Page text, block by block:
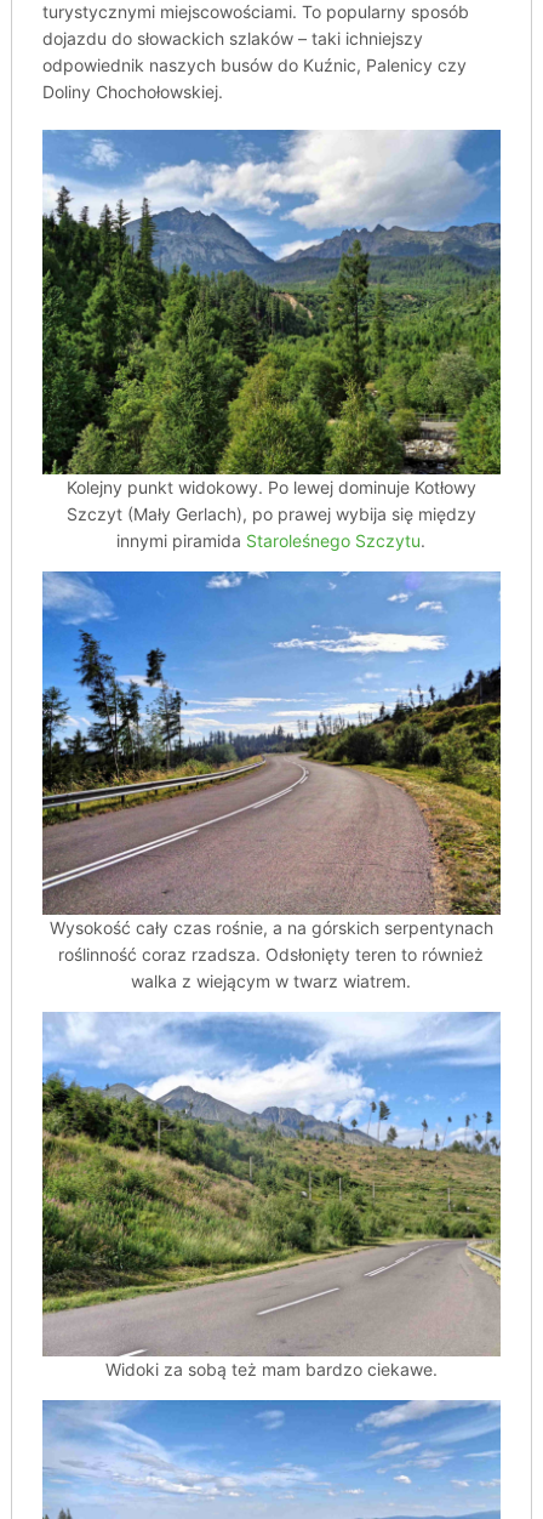
turystycznymi miejscowościami. To popularny sposób
dojazdu do słowackich szlaków – taki ichniejszy
odpowiednik naszych busów do Kuźnic, Palenicy czy
Doliny Chochołowskiej.
Kolejny punkt widokowy. Po lewej dominuje Kotłowy
Szczyt (Mały Gerlach), po prawej wybija się między
innymi piramida Staroleśnego Szczytu.
Wysokość cały czas rośnie, a na górskich serpentynach
roślinność coraz rzadsza. Odsłonięty teren to również
walka z wiejącym w twarz wiatrem.
Widoki za sobą też mam bardzo ciekawe.